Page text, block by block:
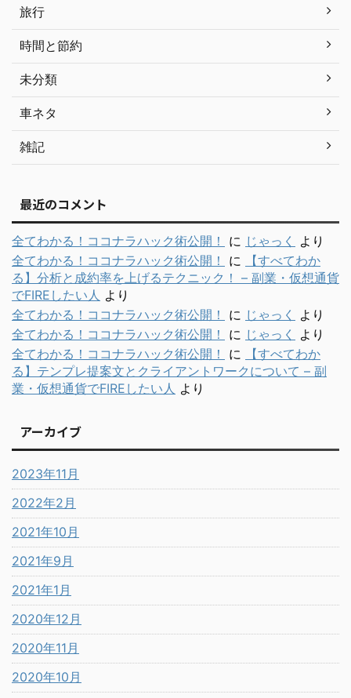
旅行
時間と節約
未分類
車ネタ
雑記
最近のコメント
全てわかる！ココナラハック術公開！ に じゃっく
より
全てわかる！ココナラハック術公開！
に
【すべてわか
る】分析と成約率を上げるテクニック！ – 副業・仮想通貨
でFIREしたい人 より
全てわかる！ココナラハック術公開！
に じゃっく
より
全てわかる！ココナラハック術公開！
に じゃっく
より
全てわかる！ココナラハック術公開！
に
【すべてわか
る】テンプレ提案文とクライアントワークについて – 副
業・仮想通貨でFIREしたい人 より
アーカイブ
2023年11月
2022年2月
2021年10月
2021年9月
2021年1月
2020年12月
2020年11月
2020年10月